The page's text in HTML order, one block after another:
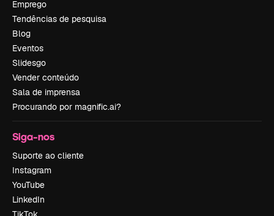
Emprego
Tendências de pesquisa
Blog
Eventos
Slidesgo
Vender conteúdo
Sala de imprensa
Procurando por magnific.ai?
Siga-nos
Suporte ao cliente
Instagram
YouTube
LinkedIn